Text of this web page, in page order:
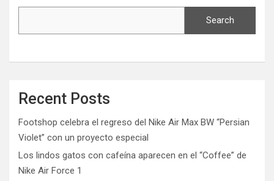
Search
Recent Posts
Footshop celebra el regreso del Nike Air Max BW “Persian
Violet” con un proyecto especial
Los lindos gatos con cafeína aparecen en el “Coffee” de
Nike Air Force 1